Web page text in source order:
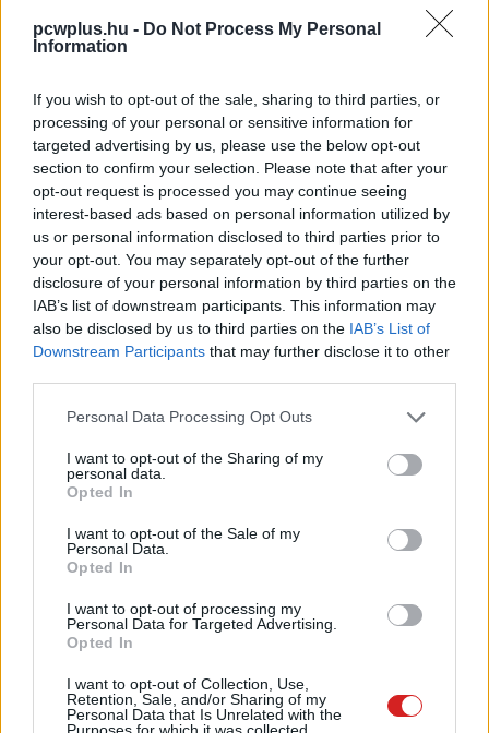
pcwplus.hu - Do Not Process My Personal
Information
If you wish to opt-out of the sale, sharing to third parties, or
processing of your personal or sensitive information for
targeted advertising by us, please use the below opt-out
section to confirm your selection. Please note that after your
opt-out request is processed you may continue seeing
interest-based ads based on personal information utilized by
us or personal information disclosed to third parties prior to
your opt-out. You may separately opt-out of the further
disclosure of your personal information by third parties on the
IAB’s list of downstream participants. This information may
also be disclosed by us to third parties on the IAB’s List of
Downstream Participants that may further disclose it to other
Please note that this website/app uses one or more Google
not limited to your visit or usage behaviour. You may click to
grant or deny consent to Google and its third-party tags to
use your data for below specified purposes in below Google
consent section.
Personal Data Processing Opt Outs
I want to opt-out of the Sharing of my
personal data.
Opted In
I want to opt-out of the Sale of my
Personal Data.
Opted In
I want to opt-out of processing my
Personal Data for Targeted Advertising.
Opted In
I want to opt-out of Collection, Use,
Retention, Sale, and/or Sharing of my
Personal Data that Is Unrelated with the
Purposes for which it was collected.
PCW.lite| 2023.08.04 15:37
fájljai
PCW.lite| 2021.08.20 13:27
A jövőről árulkodik a Windows 10
legújabb előzetese
PCW.pro | 2019.06.09 10:00
Az okosszemüvegek kiirtják az
okostelefonokat
PCW.lite | 2017.08.07 15:00
Nem unatkoznak majd sokáig a
Windows Insiderek
Szoftver| 2016.07.31 17:00
Napokon belül elkészül a Windows
Telepíthető a Windows 10 Insider
Szoftver| 2015.08.19 16:00
Windows Insiderek?
Szoftver| 2015.07.30 21:00